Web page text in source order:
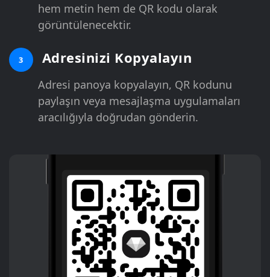
hem metin hem de QR kodu olarak
görüntülenecektir.
3 Adresinizi Kopyalayın
Adresi panoya kopyalayın, QR kodunu
paylaşın veya mesajlaşma uygulamaları
aracılığıyla doğrudan gönderin.